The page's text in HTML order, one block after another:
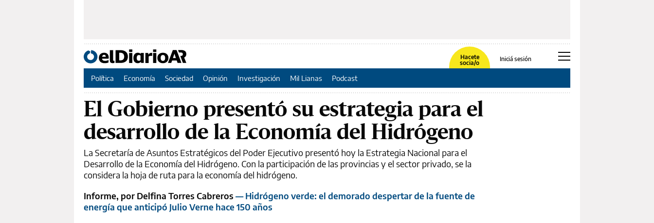
Hacete
socia/o
Iniciá sesión
Política Economía Sociedad Opinión Investigación Mil Lianas Podcast
El Gobierno presentó su estrategia para el
desarrollo de la Economía del Hidrógeno
La Secretaría de Asuntos Estratégicos del Poder Ejecutivo presentó hoy la Estrategia Nacional para el
Desarrollo de la Economía del Hidrógeno. Con la participación de las provincias y el sector privado, se la
considera la hoja de ruta para la economía del hidrógeno.
Informe, por Delfina Torres Cabreros — Hidrógeno verde: el demorado despertar de la fuente de
energía que anticipó Julio Verne hace 150 años